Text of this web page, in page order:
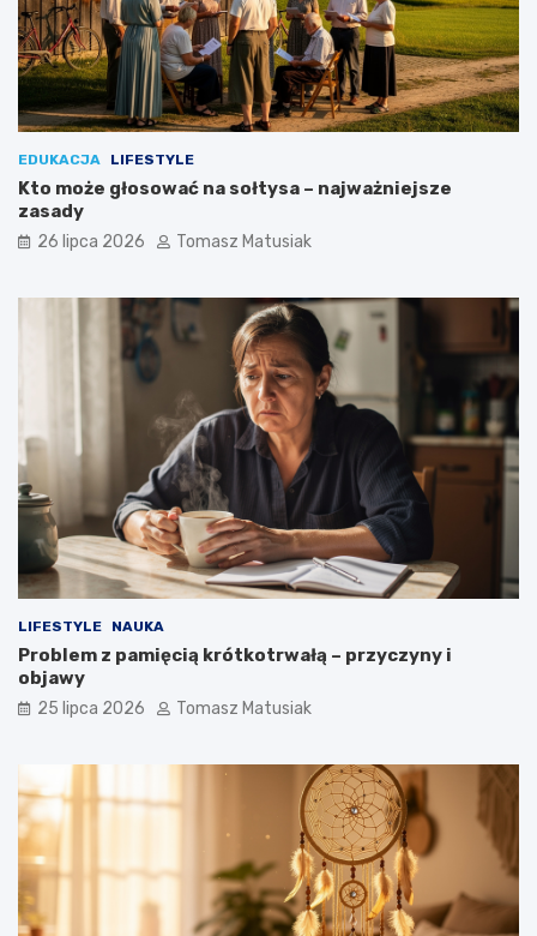
EDUKACJA LIFESTYLE
Kto może głosować na sołtysa – najważniejsze
zasady
26 lipca 2026 Tomasz Matusiak
LIFESTYLE NAUKA
Problem z pamięcią krótkotrwałą – przyczyny i
objawy
25 lipca 2026 Tomasz Matusiak